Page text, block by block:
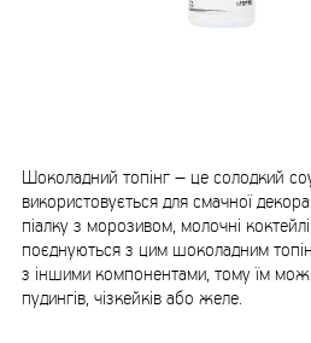
Шоколадний топінг – це солодкий
використовується для смачної
піалку з морозивом, молочні
поєднуються з цим шоколадним
з іншими компонентами, тому їм
пудингів, чізкейків або желе.